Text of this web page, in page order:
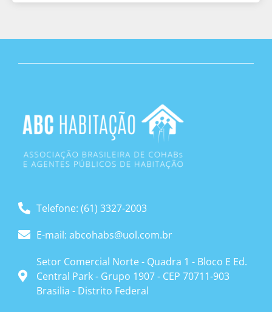
Telefone: (61) 3327-2003
E-mail: abcohabs@uol.com.br
Setor Comercial Norte - Quadra 1 - Bloco E Ed.
Central Park - Grupo 1907 - CEP 70711-903
Brasilia - Distrito Federal